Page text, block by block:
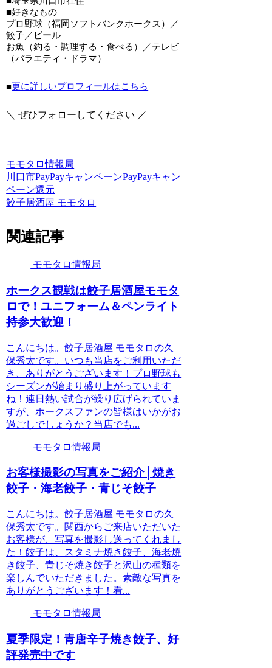
■好きなもの
プロ野球（福岡ソフトバンクホークス）／
餃子／ビール
お魚（釣る・調理する・食べる）／テレビ
（バラエティ・ドラマ）
■更に詳しいプロフィールはこちら
＼ ぜひフォローしてください ／
モモタロ情報局
川口市PayPayキャンペーンPayPayキャン
ペーン還元
餃子居酒屋 モモタロ
関連記事
モモタロ情報局
ホークス観戦は餃子居酒屋モモタ
ロで！ユニフォーム＆ペンライト
持参大歓迎！
こんにちは。餃子居酒屋 モモタロの久
保秀太です。いつも当店をご利用いただ
き、ありがとうございます！プロ野球も
シーズンが始まり盛り上がっています
ね！連日熱い試合が繰り広げられていま
すが、ホークスファンの皆様はいかがお
過ごしでしょうか？当店でも...
モモタロ情報局
お客様撮影の写真をご紹介│焼き
餃子・海老餃子・青じそ餃子
こんにちは。餃子居酒屋 モモタロの久
保秀太です。関西からご来店いただいた
お客様が、写真を撮影し送ってくれまし
た！餃子は、スタミナ焼き餃子、海老焼
き餃子、青じそ焼き餃子と沢山の種類を
楽しんでいただきました。素敵な写真を
ありがとうございます！看...
モモタロ情報局
夏季限定！青唐辛子焼き餃子、好
評発売中です